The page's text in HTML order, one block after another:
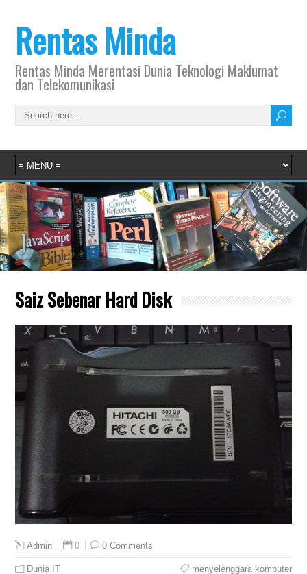
Rentas Minda
Rentas Minda Merentasi Dunia Teknologi Maklumat
dan Telekomunikasi
Saiz Sebenar Hard Disk
Admin 0 0 Comments
Dunia IT menyelenggara komputer